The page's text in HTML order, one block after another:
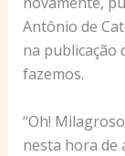
Antônio de
na publicação
fazemos.
“Oh!
nesta hora de